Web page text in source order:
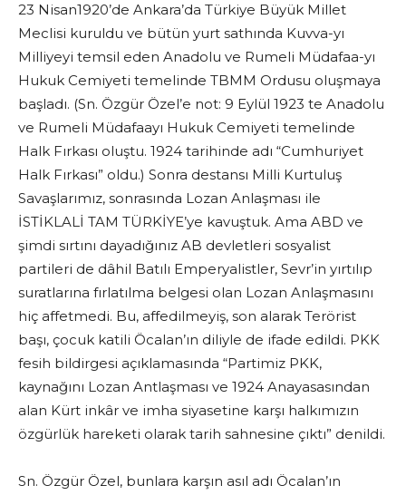
23 Nisan1920’de Ankara’da Türkiye Büyük Millet
Meclisi kuruldu ve bütün yurt sathında Kuvva-yı
Milliyeyi temsil eden Anadolu ve Rumeli Müdafaa-yı
Hukuk Cemiyeti temelinde TBMM Ordusu oluşmaya
başladı. (Sn. Özgür Özel’e not: 9 Eylül 1923 te Anadolu
ve Rumeli Müdafaayı Hukuk Cemiyeti temelinde
Halk Fırkası oluştu. 1924 tarihinde adı “Cumhuriyet
Halk Fırkası” oldu.) Sonra destansı Milli Kurtuluş
Savaşlarımız, sonrasında Lozan Anlaşması ile
İSTİKLALİ TAM TÜRKİYE’ye kavuştuk. Ama ABD ve
şimdi sırtını dayadığınız AB devletleri sosyalist
partileri de dâhil Batılı Emperyalistler, Sevr’in yırtılıp
suratlarına fırlatılma belgesi olan Lozan Anlaşmasını
hiç affetmedi. Bu, affedilmeyiş, son alarak Terörist
başı, çocuk katili Öcalan’ın diliyle de ifade edildi. PKK
fesih bildirgesi açıklamasında “Partimiz PKK,
kaynağını Lozan Antlaşması ve 1924 Anayasasından
alan Kürt inkâr ve imha siyasetine karşı halkımızın
özgürlük hareketi olarak tarih sahnesine çıktı” denildi.
Sn. Özgür Özel, bunlara karşın asıl adı Öcalan’ın